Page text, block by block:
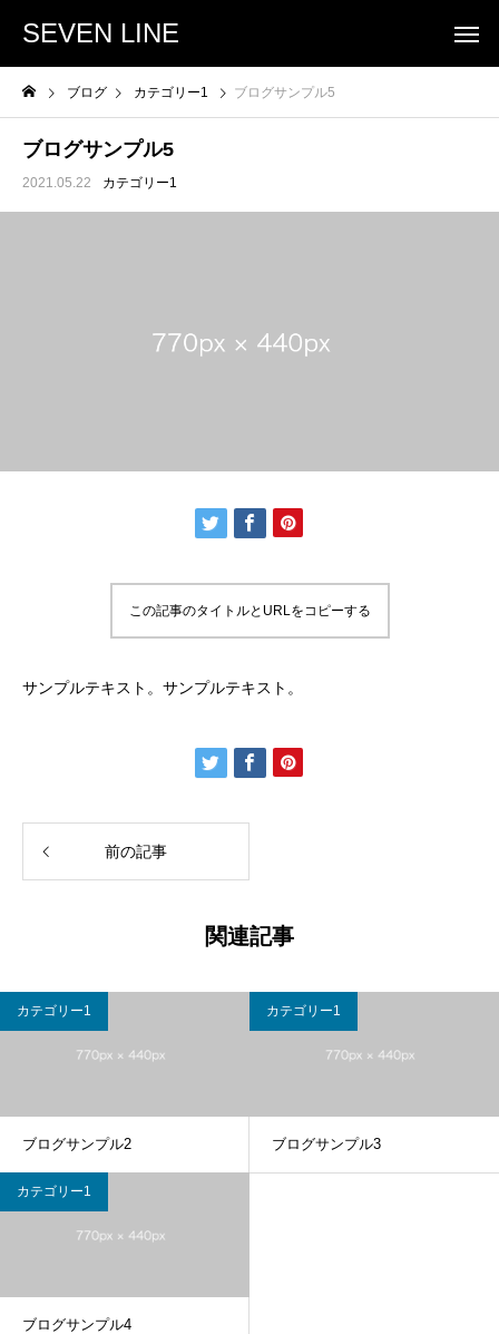
SEVEN LINE
ブログ カテゴリー1 ブログサンプル5
ブログサンプル5
2021.05.22 カテゴリー1
この記事のタイトルとURLをコピーする
サンプルテキスト。サンプルテキスト。
前の記事
関連記事
カテゴリー1
ブログサンプル2
カテゴリー1
ブログサンプル3
カテゴリー1
ブログサンプル4